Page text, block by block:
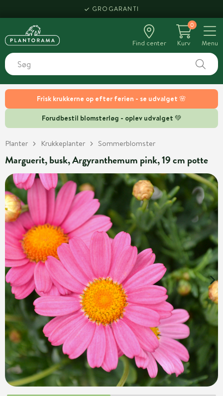
Frisk krukkerne op efter ferien - se udvalget 🌸
Forudbestil blomsterløg - oplev udvalget 💚
GROGARANTI
Find center
0
Kurv
Menu
Planter Krukkeplanter Sommerblomster
Marguerit, busk, Argyranthemum pink, 19 cm potte